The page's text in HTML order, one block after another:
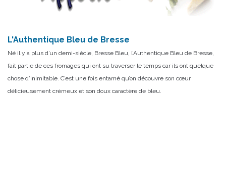
L'Authentique Bleu de Bresse
Né il y a plus d’un demi-siècle, Bresse Bleu, l’Authentique Bleu de Bresse,
fait partie de ces fromages qui ont su traverser le temps car ils ont quelque
chose d’inimitable. C’est une fois entamé qu’on découvre son cœur
délicieusement crémeux et son doux caractère de bleu.